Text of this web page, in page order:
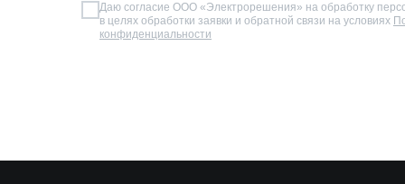
Даю согласие ООО «Электрорешения» на обработку
в целях обработки заявки и обратной связи на условиях
конфиденциальности